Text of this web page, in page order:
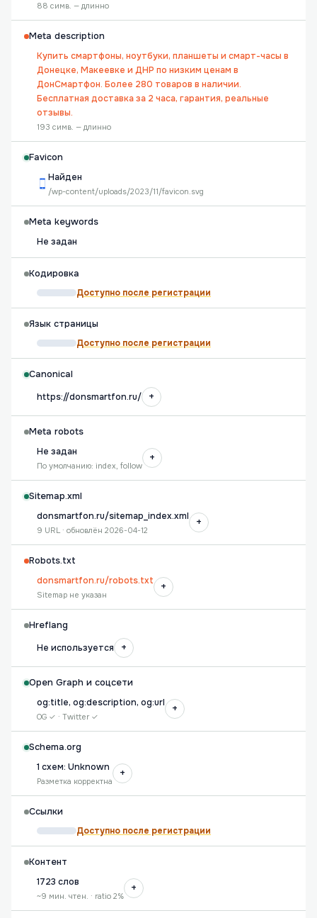
88 симв. — длинно
Meta description
Купить смартфоны, ноутбуки, планшеты и смарт-часы в
Донецке, Макеевке и ДНР по низким ценам в
ДонСмартфон. Более 280 товаров в наличии.
Бесплатная доставка за 2 часа, гарантия, реальные
отзывы.
193 симв. — длинно
Favicon
Найден
/wp-content/uploads/2023/11/favicon.svg
Meta keywords
Не задан
Кодировка
Доступно после регистрации
Язык страницы
Доступно после регистрации
Canonical
https://donsmartfon.ru/
+
Meta robots
Не задан
По умолчанию: index, follow
+
Sitemap.xml
donsmartfon.ru/sitemap_index.xml
9 URL · обновлён 2026-04-12
+
Robots.txt
donsmartfon.ru/robots.txt
Sitemap не указан
+
Hreflang
Не используется
+
Open Graph и соцсети
og:title, og:description, og:url
OG ✓ · Twitter ✓
+
Schema.org
1 схем: Unknown
Разметка корректна
+
Ссылки
Доступно после регистрации
Контент
1723 слов
~9 мин. чтен. · ratio 2%
+